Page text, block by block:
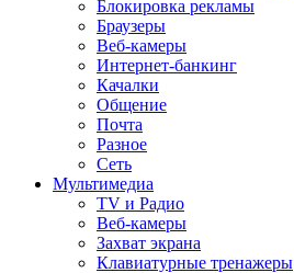
Блокировка рекламы
Браузеры
Веб-камеры
Интернет-банкинг
Качалки
Общение
Почта
Разное
Сеть
Мультимедиа
TV и Радио
Веб-камеры
Захват экрана
Клавиатурные тренажеры